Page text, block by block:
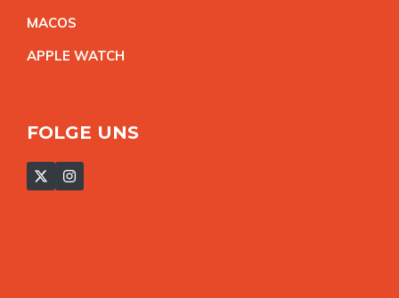
MACOS
APPLE WATCH
FOLGE UNS